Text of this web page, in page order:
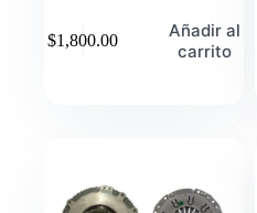
$1,800.00
Añadir al
carrito